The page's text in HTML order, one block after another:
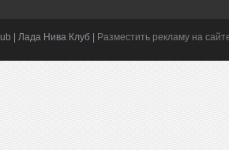
| Лада Нива Клуб | Разместить рекламу на